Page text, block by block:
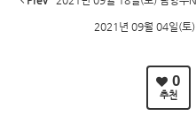
2021년 09월 04일(토
0
추천